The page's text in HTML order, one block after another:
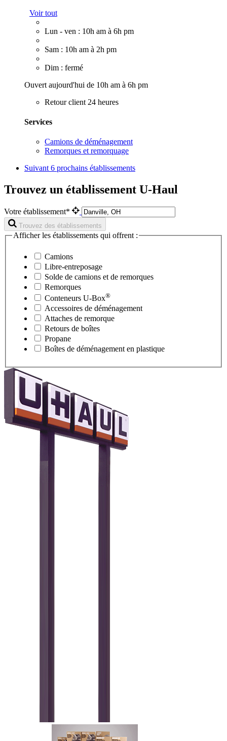
Voir tout
Lun - ven : 10h am à 6h pm
Sam : 10h am à 2h pm
Dim : fermé
Ouvert aujourd'hui de 10h am à 6h pm
Retour client 24 heures
Services
Camions de déménagement
Remorques et remorquage
Suivant 6 prochains établissements
Trouvez un établissement U-Haul
Votre établissement*
Trouvez des établissements
Afficher les établissements qui offrent :
Camions
Libre-entreposage
Solde de camions et de remorques
Remorques
Conteneurs U-Box®
Accessoires de déménagement
Attaches de remorque
Retours de boîtes
Propane
Boîtes de déménagement en plastique